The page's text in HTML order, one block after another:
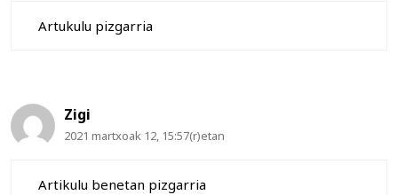
Artukulu pizgarria
Zigi
2021 martxoak 12, 15:57(r)etan
Artikulu benetan pizgarria